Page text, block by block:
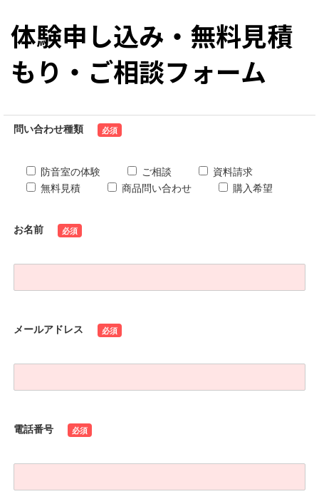
体験申し込み・無料見積
もり・ご相談フォーム
問い合わせ種類 必須
防音室の体験 ご相談
資料請求
無料見積
商品問い合わせ 購入希望
お名前 必須
メールアドレス 必須
電話番号 必須